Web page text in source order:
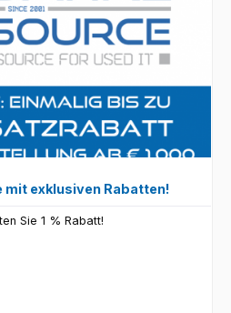
exklusiven Rabatten!
Sie 1 % Rabatt!